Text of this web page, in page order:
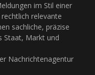
im Stil einer
relevante
sachliche, präzise
Staat, Markt und
Nachrichtenagentur